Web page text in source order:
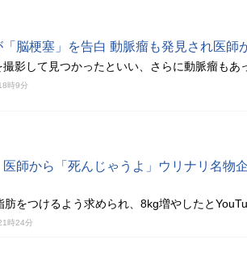
脳梗塞」を告白 動脈瘤も発見され医師
影して見つかったといい、さらに動脈瘤もあ
時9分
師から「死んじゃうよ」ウリナリ名物
肪をつけるよう求められ、8kg増やしたと
時24分